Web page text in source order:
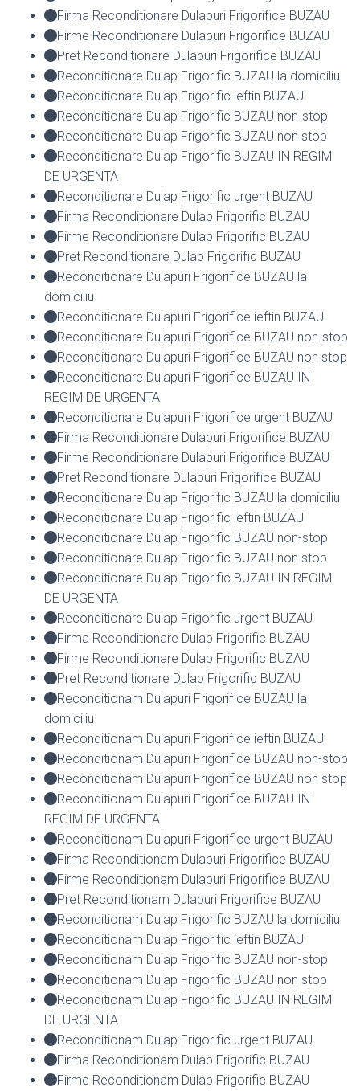
Firma Reconditionare Dulapuri Frigorifice BUZAU
Firme Reconditionare Dulapuri Frigorifice BUZAU
Pret Reconditionare Dulapuri Frigorifice BUZAU
Reconditionare Dulap Frigorific BUZAU la domiciliu
Reconditionare Dulap Frigorific ieftin BUZAU
Reconditionare Dulap Frigorific BUZAU non-stop
Reconditionare Dulap Frigorific BUZAU non stop
Reconditionare Dulap Frigorific BUZAU IN REGIM
DE URGENTA
Reconditionare Dulap Frigorific urgent BUZAU
Firma Reconditionare Dulap Frigorific BUZAU
Firme Reconditionare Dulap Frigorific BUZAU
Pret Reconditionare Dulap Frigorific BUZAU
Reconditionare Dulapuri Frigorifice BUZAU la
domiciliu
Reconditionare Dulapuri Frigorifice ieftin BUZAU
Reconditionare Dulapuri Frigorifice BUZAU non-stop
Reconditionare Dulapuri Frigorifice BUZAU non stop
Reconditionare Dulapuri Frigorifice BUZAU IN
REGIM DE URGENTA
Reconditionare Dulapuri Frigorifice urgent BUZAU
Firma Reconditionare Dulapuri Frigorifice BUZAU
Firme Reconditionare Dulapuri Frigorifice BUZAU
Pret Reconditionare Dulapuri Frigorifice BUZAU
Reconditionare Dulap Frigorific BUZAU la domiciliu
Reconditionare Dulap Frigorific ieftin BUZAU
Reconditionare Dulap Frigorific BUZAU non-stop
Reconditionare Dulap Frigorific BUZAU non stop
Reconditionare Dulap Frigorific BUZAU IN REGIM
DE URGENTA
Reconditionare Dulap Frigorific urgent BUZAU
Firma Reconditionare Dulap Frigorific BUZAU
Firme Reconditionare Dulap Frigorific BUZAU
Pret Reconditionare Dulap Frigorific BUZAU
Reconditionam Dulapuri Frigorifice BUZAU la
domiciliu
Reconditionam Dulapuri Frigorifice ieftin BUZAU
Reconditionam Dulapuri Frigorifice BUZAU non-stop
Reconditionam Dulapuri Frigorifice BUZAU non stop
Reconditionam Dulapuri Frigorifice BUZAU IN
REGIM DE URGENTA
Reconditionam Dulapuri Frigorifice urgent BUZAU
Firma Reconditionam Dulapuri Frigorifice BUZAU
Firme Reconditionam Dulapuri Frigorifice BUZAU
Pret Reconditionam Dulapuri Frigorifice BUZAU
Reconditionam Dulap Frigorific BUZAU la domiciliu
Reconditionam Dulap Frigorific ieftin BUZAU
Reconditionam Dulap Frigorific BUZAU non-stop
Reconditionam Dulap Frigorific BUZAU non stop
Reconditionam Dulap Frigorific BUZAU IN REGIM
DE URGENTA
Reconditionam Dulap Frigorific urgent BUZAU
Firma Reconditionam Dulap Frigorific BUZAU
Firme Reconditionam Dulap Frigorific BUZAU